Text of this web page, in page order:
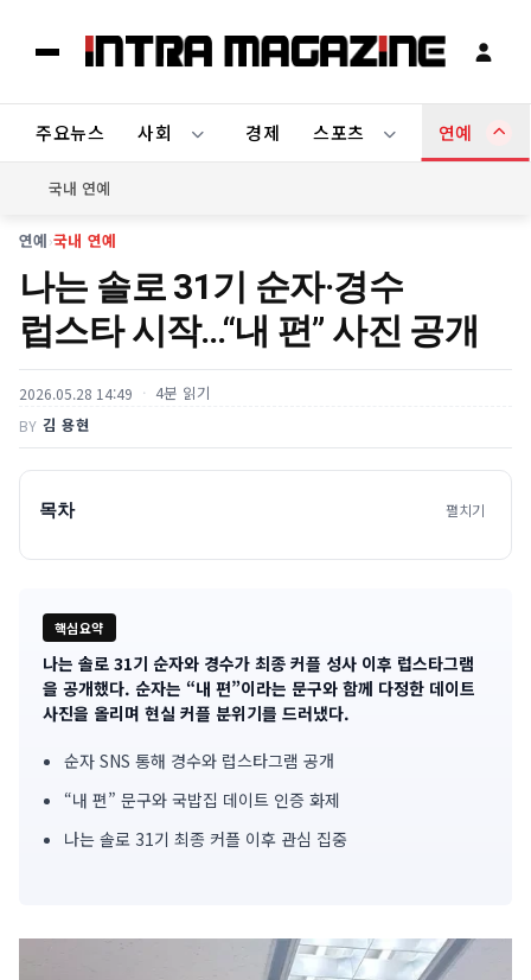
주요뉴스 사회 경제 스포츠 연예
국내 연예
연예›국내 연예
나는 솔로 31기 순자·경수
럽스타 시작…“내 편” 사진 공개
2026.05.28 14:49 4분 읽기
BY 김 용현
목차 펼치기
핵심요약
기
사
핵
심
나는 솔로 31기 순자와 경수가 최종 커플 성사 이후 럽스타그램
을 공개했다. 순자는 “내 편”이라는 문구와 함께 다정한 데이트
사진을 올리며 현실 커플 분위기를 드러냈다.
순자 SNS 통해 경수와 럽스타그램 공개
“내 편” 문구와 국밥집 데이트 인증 화제
나는 솔로 31기 최종 커플 이후 관심 집중